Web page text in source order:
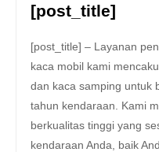
[post_title]
[post_title] – Layanan
kaca mobil kami
dan kaca samping untuk
tahun kendaraan. Kami
berkualitas tinggi yang
kendaraan Anda, baik